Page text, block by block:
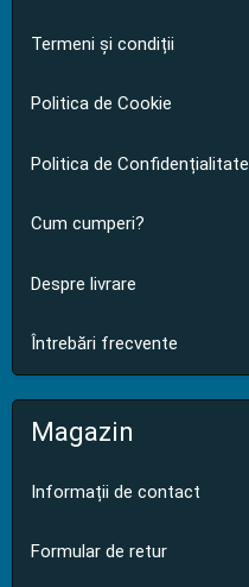
Termeni și condiții
Politica de Cookie
Politica de Confidențialitate
Cum cumperi?
Despre livrare
Întrebări frecvente
Magazin
Informații de contact
Formular de retur